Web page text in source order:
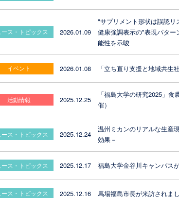
ス・トピックス 2026.01.09
"サプリメント形状は誤認
健康強調表示の"表現パタ
能性を示唆
イベント 2026.01.08 「立ち直り支援と地域共生
活動情報 2025.12.25
「福島大学の研究2025」
催）
ス・トピックス 2025.12.24
温州ミカンのリアルな生産
効果－
ス・トピックス 2025.12.17 福島大学金谷川キャンパス
ス・トピックス 2025.12.16 ⾺場福島市⻑が来訪されま